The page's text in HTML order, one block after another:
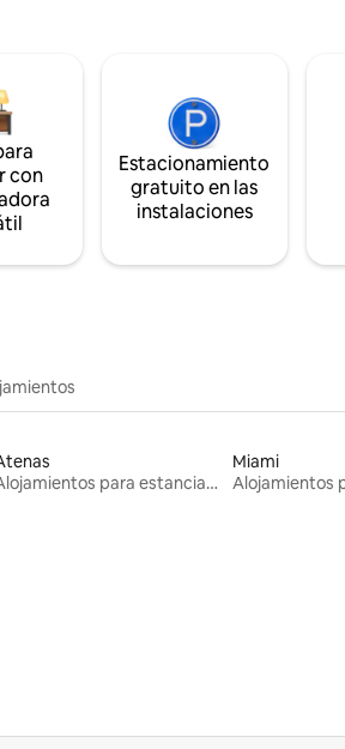
con
Estacionamiento
gratuito en las
instalaciones
Alojamientos para estancias largas
Miami